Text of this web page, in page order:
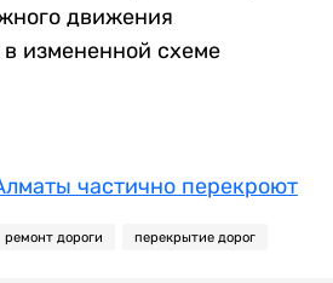
движения
в измененной схеме
частично перекроют
ремонт дороги перекрытие дорог